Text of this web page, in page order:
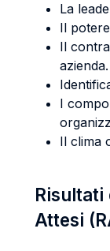
La
Il
Il
azienda.
I
Il clima
Attesi